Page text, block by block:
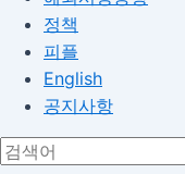
정책
피플
English
공지사항